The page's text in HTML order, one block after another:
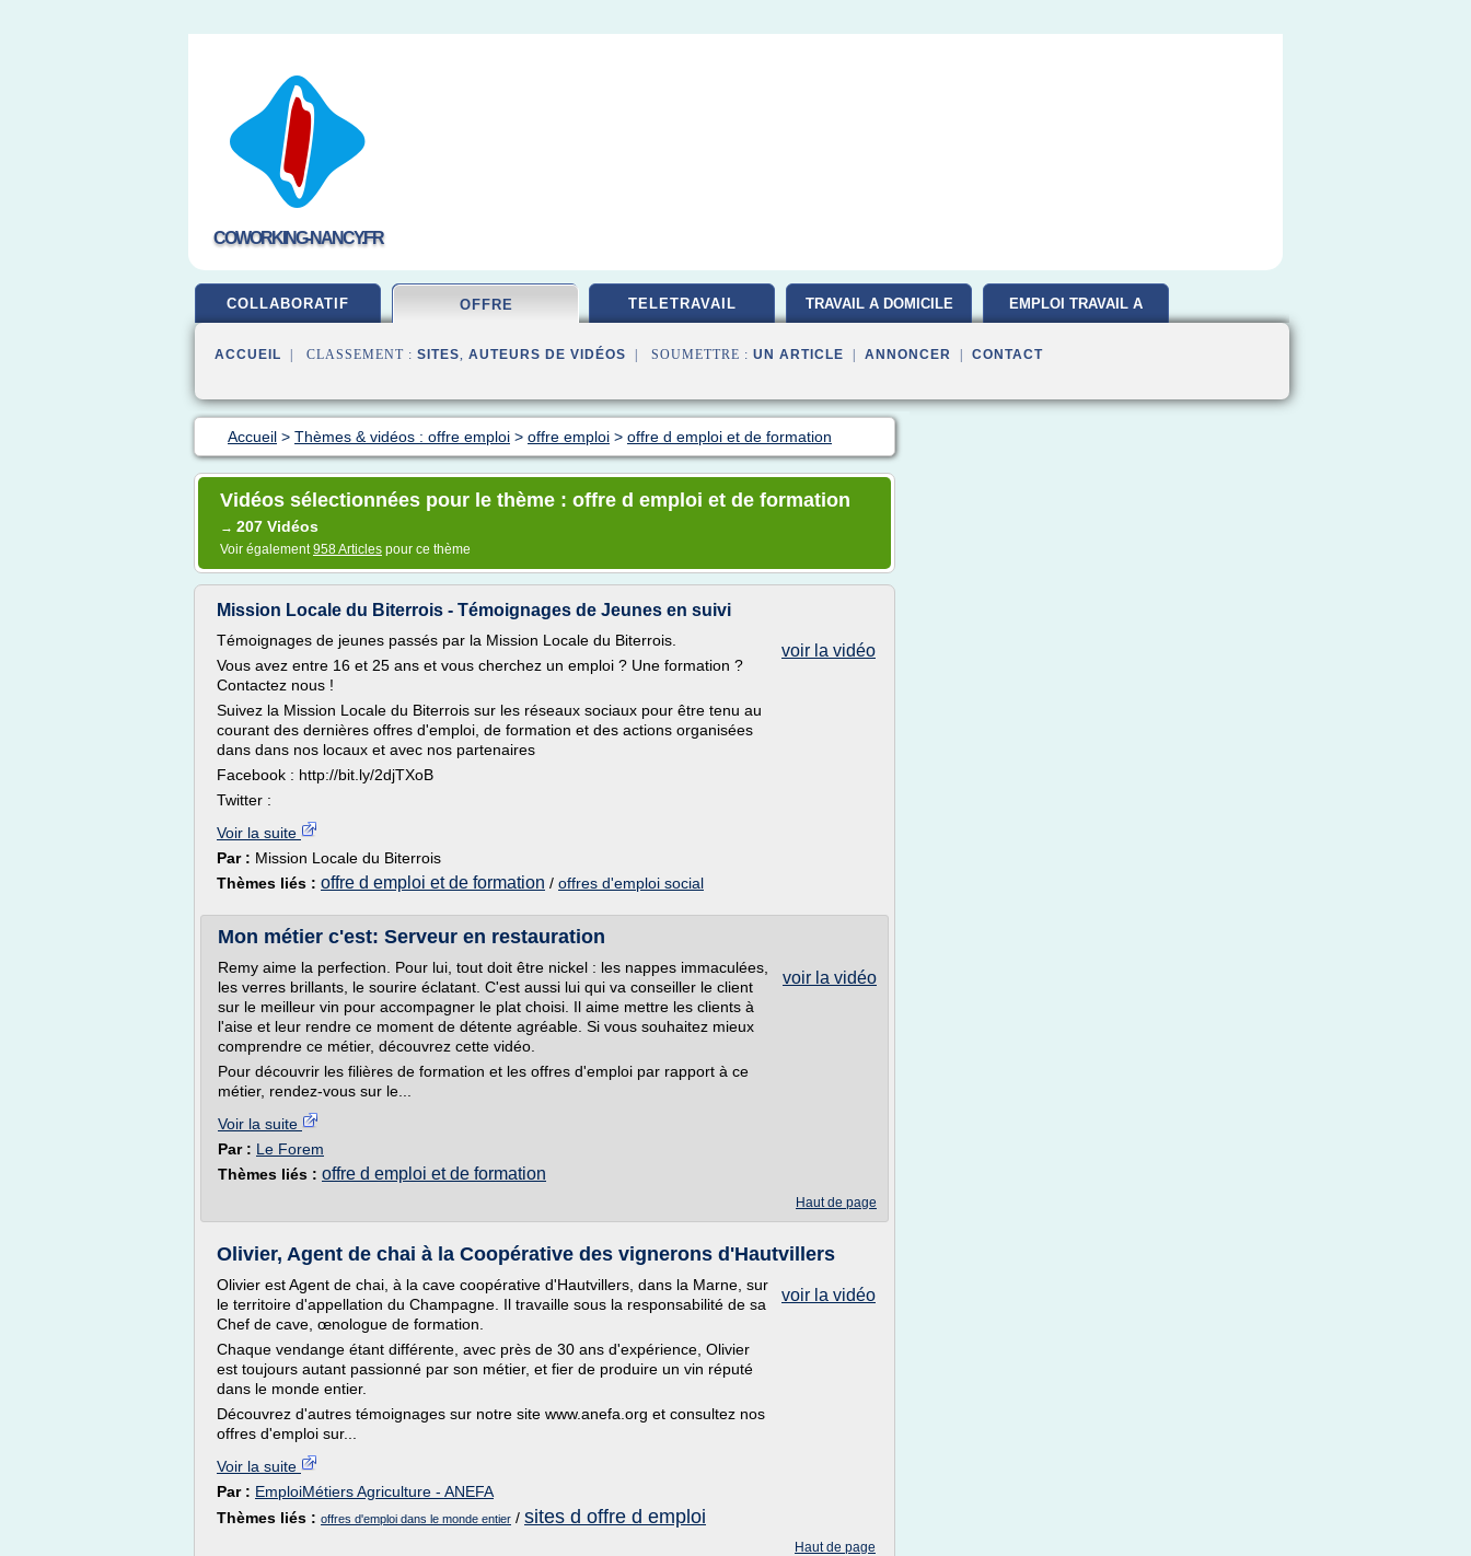
COWORKING-NANCY.FR
COLLABORATIF OFFRE TELETRAVAIL TRAVAIL A DOMICILE EMPLOI TRAVAIL A
ACCUEIL | CLASSEMENT : SITES, AUTEURS DE VIDÉOS | SOUMETTRE : UN ARTICLE ANNONCER CONTACT
Accueil > Thèmes & vidéos : offre emploi > offre emploi > offre d emploi et de formation
Vidéos sélectionnées pour le thème : offre d emploi et de formation
→ 207 Vidéos
Voir également958 Articles pour ce thème
Mission Locale du Biterrois - Témoignages de Jeunes en suivi
voir la vidéo
Témoignages de jeunes passés par la Mission Locale du Biterrois.
Vous avez entre 16 et 25 ans et vous cherchez un emploi ? Une formation ?
Contactez nous !
Suivez la Mission Locale du Biterrois sur les réseaux sociaux pour être tenu au
courant des dernières offres d'emploi, de formation et des actions organisées
dans dans nos locaux et avec nos partenaires
Facebook : http://bit.ly/2djTXoB
Twitter :
Voir la suite
Par : Mission Locale du Biterrois
Thèmes liés : offre d emploi et de formation / offres d'emploi social
Mon métier c'est: Serveur en restauration
voir la vidéo
Remy aime la perfection. Pour lui, tout doit être nickel : les nappes immaculées,
les verres brillants, le sourire éclatant. C'est aussi lui qui va conseiller le client
sur le meilleur vin pour accompagner le plat choisi. Il aime mettre les clients à
l'aise et leur rendre ce moment de détente agréable. Si vous souhaitez mieux
comprendre ce métier, découvrez cette vidéo.
Pour découvrir les filières de formation et les offres d'emploi par rapport à ce
métier, rendez-vous sur le...
Voir la suite
Par : Le Forem
Thèmes liés : offre d emploi et de formation
Haut de page
Olivier, Agent de chai à la Coopérative des vignerons d'Hautvillers
voir la vidéo
Olivier est Agent de chai, à la cave coopérative d'Hautvillers, dans la Marne, sur
le territoire d'appellation du Champagne. Il travaille sous la responsabilité de sa
Chef de cave, œnologue de formation.
Chaque vendange étant différente, avec près de 30 ans d'expérience, Olivier
est toujours autant passionné par son métier, et fier de produire un vin réputé
dans le monde entier.
Découvrez d'autres témoignages sur notre site www.anefa.org et consultez nos
offres d'emploi sur...
Voir la suite
Par : EmploiMétiers Agriculture - ANEFA
Thèmes liés : offres d'emploi dans le monde entier / sites d offre d emploi
Haut de page